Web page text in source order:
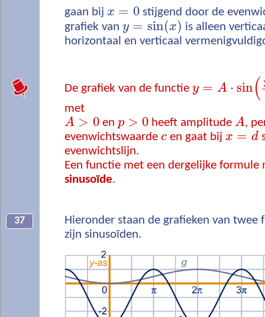
gaan bij x = 0stijgend door de
grafiek van y = sin(x) is alleen
horizontaal en verticaal
De grafiek van de functie y = A ⋅ sin(
met
A > 0en p > 0 heeft amplitudeA,
evenwichtswaarde c en gaat bij x = d
evenwichtslijn.
Een functie met een dergelijke formule
sinusoïde.
37
Hieronder staan de grafieken van twee
zijn sinusoïden.